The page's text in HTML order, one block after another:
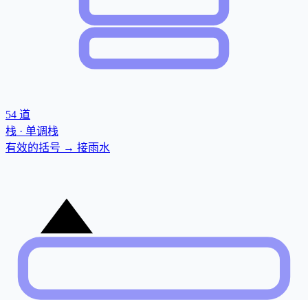
54 道
栈 · 单调栈
有效的括号 → 接雨水